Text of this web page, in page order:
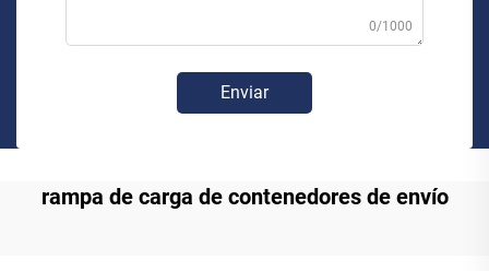
0/1000
Enviar
rampa de carga de contenedores de envío